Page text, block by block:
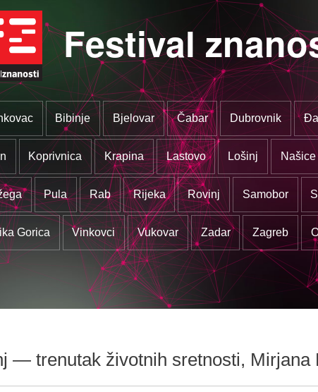
Festival
Bibinje Bjelovar Čabar Dubrovnik
Koprivnica Krapina Lastovo Lošinj Našice
Pula Rab Rijeka Rovinj Samobor
Gorica Vinkovci Vukovar Zadar Zagreb
— trenutak životnih sretnosti, Mirjana